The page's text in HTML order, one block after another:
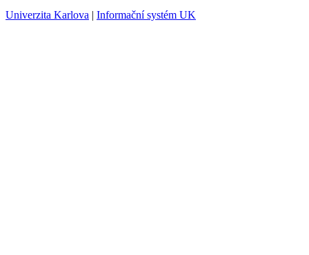
Univerzita Karlova | Informační systém UK